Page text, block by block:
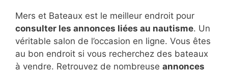
Mers et Bateaux est le meilleur endroit pour
consulter les annonces liées au nautisme. Un
véritable salon de l’occasion en ligne. Vous êtes
au bon endroit si vous recherchez des bateaux
à vendre. Retrouvez de nombreuse annonces